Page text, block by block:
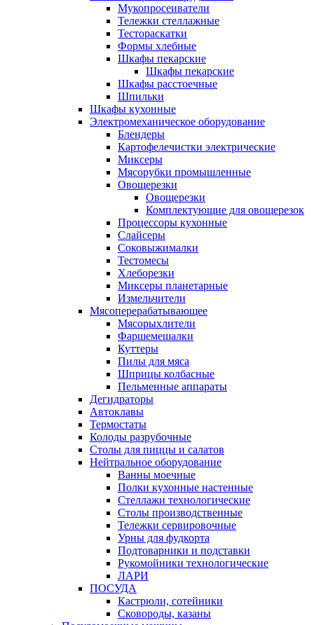
Мукопросеиватели
Тележки стеллажные
Тестораскатки
Формы хлебные
Шкафы пекарские
Шкафы пекарские
Шкафы расстоечные
Шпильки
Шкафы кухонные
Электромеханическое оборудование
Блендеры
Картофелечистки электрические
Миксеры
Мясорубки промышленные
Овощерезки
Овощерезки
Комплектующие для овощерезок
Процессоры кухонные
Слайсеры
Соковыжималки
Тестомесы
Хлеборезки
Миксеры планетарные
Измельчители
Мясоперерабатывающее
Мясорыхлители
Фаршемешалки
Куттеры
Пилы для мяса
Шприцы колбасные
Пельменные аппараты
Дегидраторы
Автоклавы
Термостаты
Колоды разрубочные
Столы для пиццы и салатов
Нейтральное оборудование
Ванны моечные
Полки кухонные настенные
Стеллажи технологические
Столы производственные
Тележки сервировочные
Урны для фудкорта
Подтоварники и подставки
Рукомойники технологические
ЛАРИ
ПОСУДА
Кастрюли, сотейники
Сковороды, казаны